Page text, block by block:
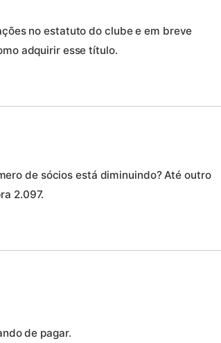
no estatuto do clube e em breve
adquirir esse título.
de sócios está diminuindo? Até outro
2.097.
de pagar.